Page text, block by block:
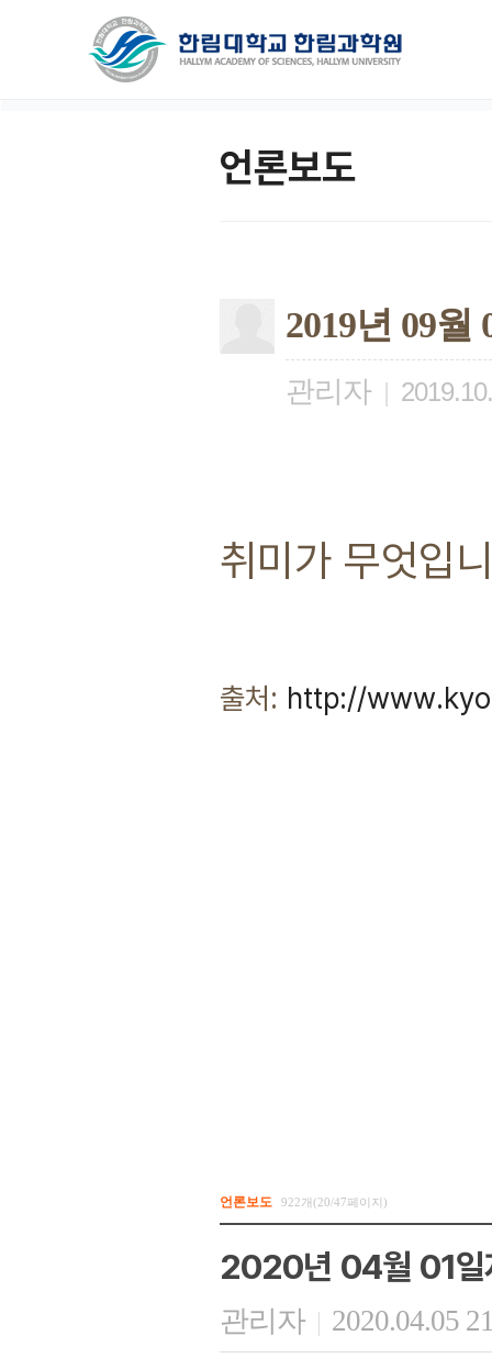
언론보도
2019년 09
관리자 |
취미가 무엇입
출처: http://
언론보도 922개(20/47페이지)
2020년 04월 01일
관리자 | 2020.04.05